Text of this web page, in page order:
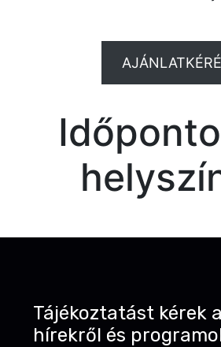
Tájékoztatást kérek
hírekről és